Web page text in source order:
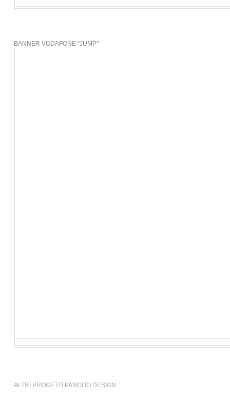
BANNER VODAFONE "JUMP"
ALTRI PROGETTI PANGOO DESIGN